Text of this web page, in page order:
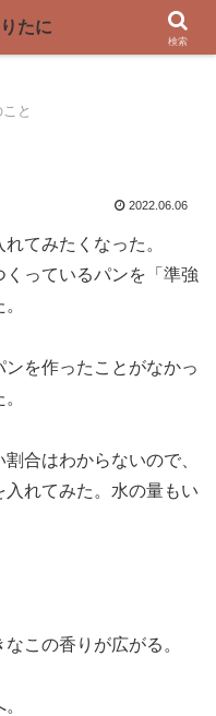
パン屋〜
と
2022.06.06
てみたくなった。
っているパンを「準強
を作ったことがなかっ
合はわからないので、
れてみた。水の量もい
この香りが広がる。
たに
検索